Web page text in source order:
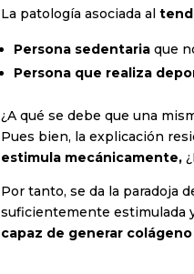
La patología asociada al
Persona sedentariaque
Persona que realiza
¿A qué se debe que una
Pues bien, la explicación
estimula mecánicamente,
Por tanto, se da la paradoja
suficientemente estimulada
capaz de generar